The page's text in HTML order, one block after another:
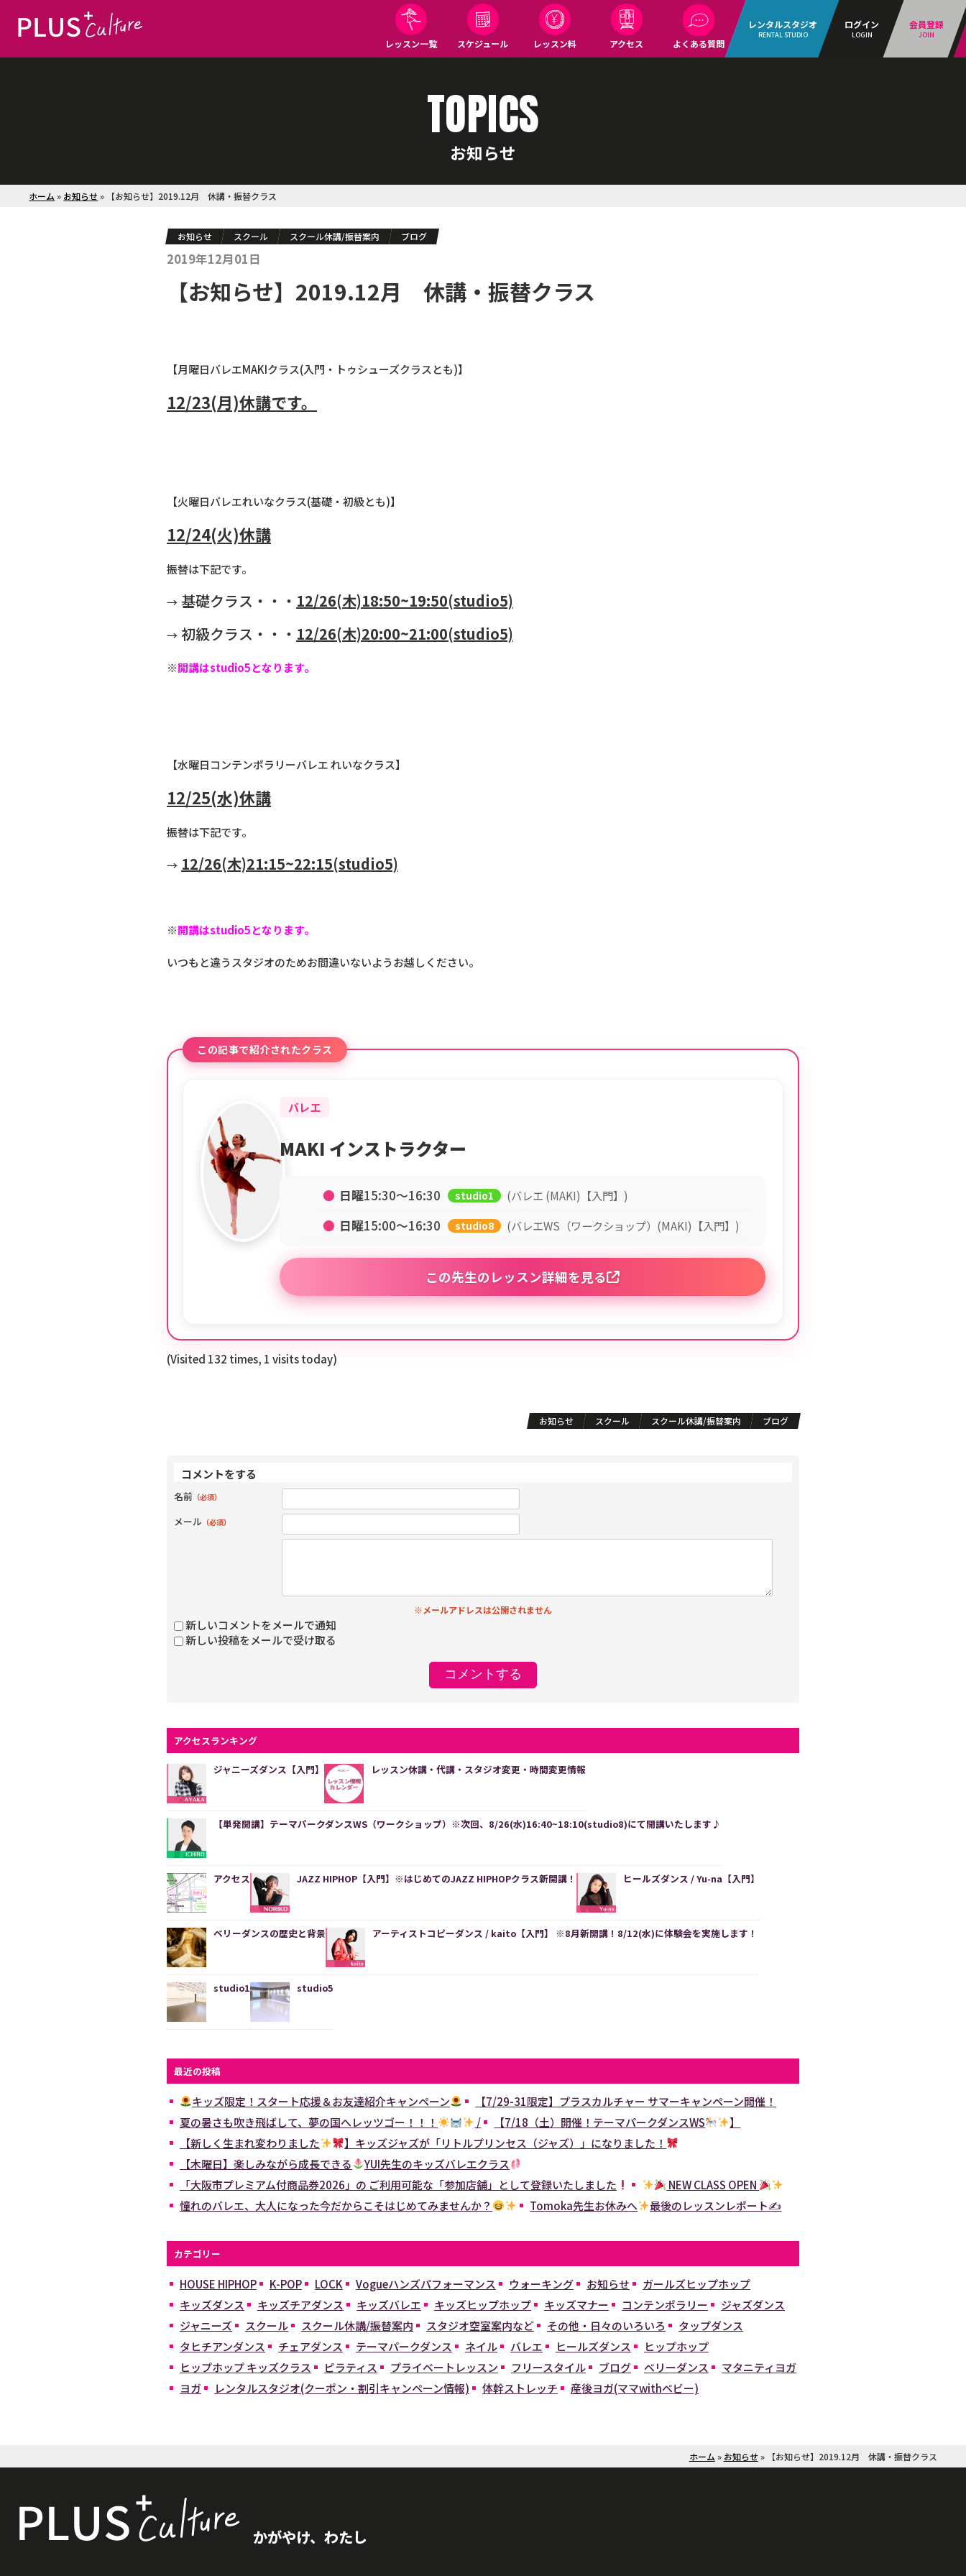
レッスン一覧 スケジュール レッスン料 アクセス よくある質問
レンタルスタジオ
RENTAL STUDIO
ログイン
LOGIN
会員登録
JOIN
TOPICS
お知らせ
ホーム » お知らせ» 【お知らせ】2019.12月 休講・振替クラス
お知らせ スクール スクール休講/振替案内 ブログ
2019年12月01日
【お知らせ】2019.12月 休講・振替クラス
【月曜日バレエMAKIクラス(入門・トゥシューズクラスとも)】
12/23(月)休講です。
【火曜日バレエれいなクラス(基礎・初級とも)】
12/24(火)休講
振替は下記です。
→ 基礎クラス・・・ 12/26(木)18:50~19:50(studio5)
→ 初級クラス・・・ 12/26(木)20:00~21:00(studio5)
※開講はstudio5となります。
【水曜日コンテンポラリーバレエ れいなクラス】
12/25(水)休講
振替は下記です。
→ 12/26(木)21:15~22:15(studio5)
※開講はstudio5となります。
いつもと違うスタジオのためお間違いないようお越しください。
この記事で紹介されたクラス
バレエ
MAKI インストラクター
● 日曜15:30〜16:30 studio1 (バレエ (MAKI)【入門】)
● 日曜15:00〜16:30 studio8 (バレエWS（ワークショップ）(MAKI)【入門】)
この先生のレッスン詳細を見る
(Visited 132 times, 1 visits today)
お知らせ スクール スクール休講/振替案内 ブログ
コメントをする
名前 （必須）
メール （必須）
※メールアドレスは公開されません
新しいコメントをメールで通知
新しい投稿をメールで受け取る
アクセスランキング
ジャニーズダンス【入門】 レッスン休講・代講・スタジオ変更・時間変更情報
【単発開講】テーマパークダンスWS（ワークショップ）※次回、8/26(水)16:40~18:10(studio8)にて開講いたします♪
アクセス JAZZ HIPHOP【入門】※はじめてのJAZZ HIPHOPクラス新開講！ ヒールズダンス / Yu-na【入門】
ベリーダンスの歴史と背景 アーティストコピーダンス / kaito【入門】 ※8月新開講！8/12(水)に体験会を実施します！
studio1 studio5
最近の投稿
キッズ限定！スタート応援＆お友達紹介キャンペーン
【7/29-31限定】プラスカルチャー サマーキャンペーン開催！
夏の暑さも吹き飛ばして、夢の国へレッツゴー！！！
/ 【7/18（土）開催！テーマパークダンスWS
】
【新しく生まれ変わりました
】キッズジャズが「リトルプリンセス（ジャズ）」になりました！
【木曜日】楽しみながら成長できる
YUI先生のキッズバレエクラス
「大阪市プレミアム付商品券2026」の ご利用可能な「参加店舗」として登録いたしました
NEW CLASS OPEN
憧れのバレエ、大人になった今だからこそはじめてみませんか？
Tomoka先生お休みへ 最後のレッスンレポート✍
カテゴリー
HOUSE HIPHOP K-POP LOCK Vogueハンズパフォーマンス ウォーキング お知らせ
ガールズヒップホップ
キッズダンス
キッズチアダンス キッズバレエ キッズヒップホップ キッズマナー コンテンポラリー
ジャズダンス
ジャニーズ
スクール スクール休講/振替案内 スタジオ空室案内など その他・日々のいろいろ
タップダンス
タヒチアンダンス
チェアダンス テーマパークダンス ネイル バレエ ヒールズダンス
ヒップホップ
ヒップホップ キッズクラス
ピラティス プライベートレッスン フリースタイル ブログ ベリーダンス
マタニティヨガ
ヨガ
レンタルスタジオ(クーポン・割引キャンペーン情報) 体幹ストレッチ 産後ヨガ(ママwithベビー)
ホーム » お知らせ» 【お知らせ】2019.12月 休講・振替クラス
かがやけ、わたし